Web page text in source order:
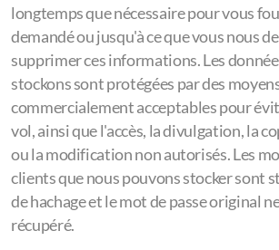
longtemps que nécessaire pour vous
demandé ou jusqu'à ce que vous nous
supprimer ces informations. Les
stockons sont protégées par des
commercialement acceptables pour
vol, ainsi que l'accès, la divulgation, la
ou la modification non autorisés. Les
clients que nous pouvons stocker sont
de hachage et le mot de passe original
récupéré.